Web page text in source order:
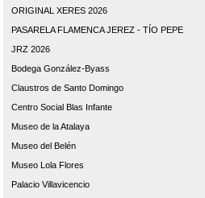
ORIGINAL XERES 2026
PASARELA FLAMENCA JEREZ - TÍO PEPE
JRZ 2026
Bodega González-Byass
Claustros de Santo Domingo
Centro Social Blas Infante
Museo de la Atalaya
Museo del Belén
Museo Lola Flores
Palacio Villavicencio